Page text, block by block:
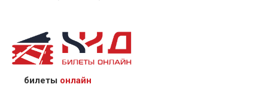
назвав кассиру 14-значный номер заказа;
предъявив удостоверение личности пассажира, на
кого оформлен билет.
билеты онлайн